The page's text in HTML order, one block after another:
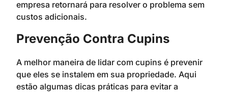
empresa retornará para resolver o problema sem
custos adicionais.
Prevenção Contra Cupins
A melhor maneira de lidar com cupins é prevenir
que eles se instalem em sua propriedade. Aqui
estão algumas dicas práticas para evitar a